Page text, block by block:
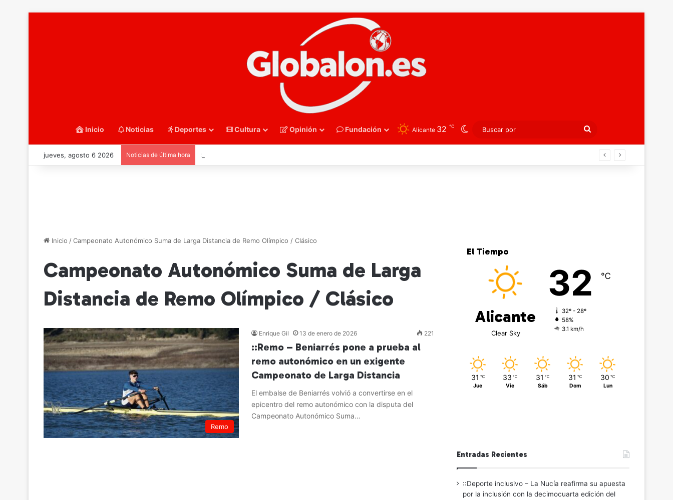
Inicio Noticias Deportes Cultura Opinión Fundación Alicante 32 ℃ Switch skin
Buscar
por
jueves, agosto 6 2026 Noticias de última hora ::Waterpolo – Sub16. España recupera su mejor versión y arrolla a Polonia en Zagreb
Inicio /Campeonato Autonómico Suma de Larga Distancia de Remo Olímpico / Clásico
Campeonato Autonómico Suma de Larga
Distancia de Remo Olímpico / Clásico
Remo
Enrique Gil 13 de enero de 2026 221
::Remo – Beniarrés pone a prueba al
remo autonómico en un exigente
Campeonato de Larga Distancia
El embalse de Beniarrés volvió a convertirse en el
epicentro del remo autonómico con la disputa del
Campeonato Autonómico Suma…
El Tiempo
Alicante
Clear Sky
32 ℃
32º - 28º
58%
3.1 km/h
31 ℃
Jue
33 ℃
Vie
31 ℃
Sáb
31 ℃
Dom
30 ℃
Lun
Entradas Recientes
::Deporte inclusivo – La Nucía reafirma su apuesta
por la inclusión con la decimocuarta edición del